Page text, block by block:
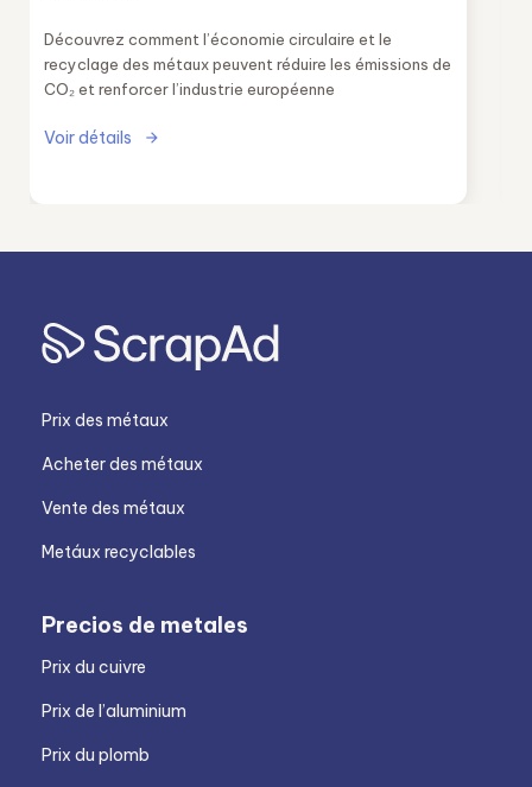
Découvrez comment l’économie circulaire et le
recyclage des métaux peuvent réduire les émissions de
CO₂ et renforcer l’industrie européenne
Voir détails
Prix des métaux
Acheter des métaux
Vente des métaux
Metáux recyclables
Precios de metales
Prix du cuivre
Prix de l’aluminium
Prix du plomb